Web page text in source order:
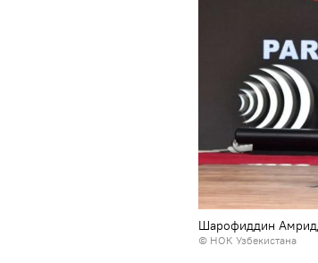
Шарофиддин
© НОК Узбекистана